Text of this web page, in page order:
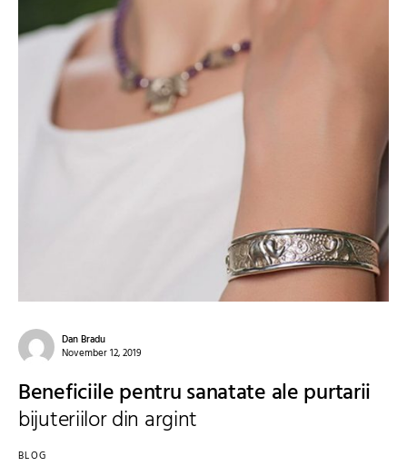
Dan Bradu
November 12, 2019
Beneficiile pentru sanatate ale purtarii
bijuteriilor din argint
BLOG